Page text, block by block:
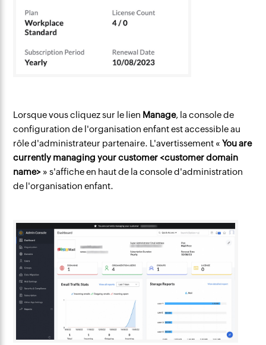
Lorsque vous cliquez sur le lien Manage, la console de
configuration de l'organisation enfant est accessible au
rôle d'administrateur partenaire. L'avertissement «You are
currently managing your customer <customer domain
name> » s'affiche en haut de la console d'administration
de l'organisation enfant.